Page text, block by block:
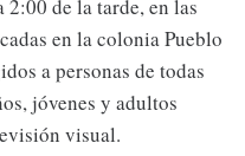
de la tarde, en las
en la colonia Pueblo
a personas de todas
jóvenes y adultos
visual.